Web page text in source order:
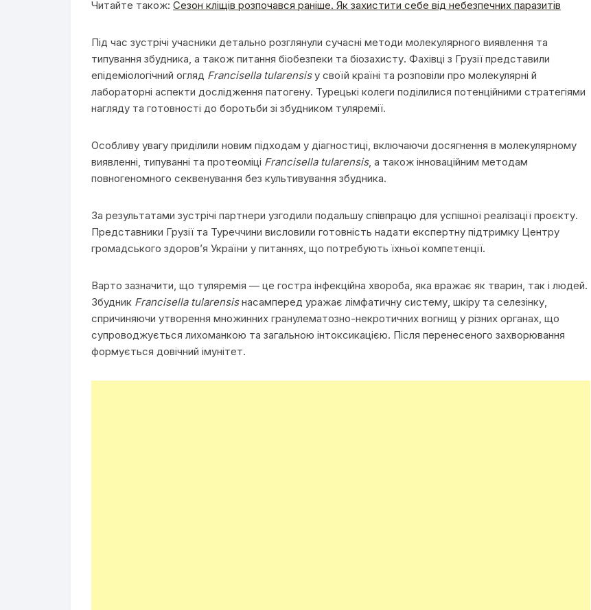
Читайте також: Сезон кліщів розпочався раніше. Як захистити себе від небезпечних паразитів
Під час зустрічі учасники детально розглянули сучасні методи молекулярного виявлення та
типування збудника, а також питання біобезпеки та біозахисту. Фахівці з Грузії представили
епідеміологічний огляд Francisella tularensisу своїй країні та розповіли про молекулярні й
лабораторні аспекти дослідження патогену. Турецькі колеги поділилися потенційними стратегіями
нагляду та готовності до боротьби зі збудником туляремії.
Особливу увагу приділили новим підходам у діагностиці, включаючи досягнення в молекулярному
виявленні, типуванні та протеоміці Francisella tularensis, а також інноваційним методам
повногеномного секвенування без культивування збудника.
За результатами зустрічі партнери узгодили подальшу співпрацю для успішної реалізації проєкту.
Представники Грузії та Туреччини висловили готовність надати експертну підтримку Центру
громадського здоров’я України у питаннях, що потребують їхньої компетенції.
Варто зазначити, що туляремія — це гостра інфекційна хвороба, яка вражає як тварин, так і людей.
Збудник Francisella tularensisнасамперед уражає лімфатичну систему, шкіру та селезінку,
спричиняючи утворення множинних гранулематозно-некротичних вогнищ у різних органах, що
супроводжується лихоманкою та загальною інтоксикацією. Після перенесеного захворювання
формується довічний імунітет.